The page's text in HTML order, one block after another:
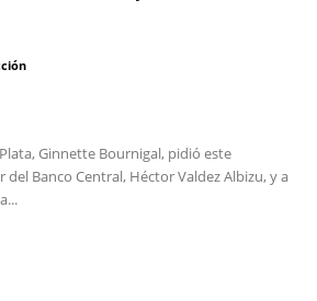
Ginnette Bournigal, pidió este
Banco Central, Héctor Valdez Albizu, y a